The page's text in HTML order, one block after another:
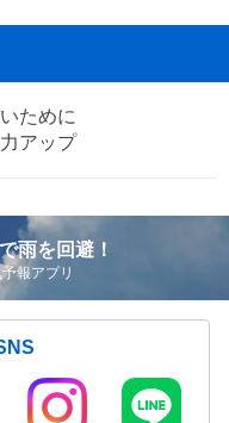
ために
アップ
雨を回避！
報アプリ